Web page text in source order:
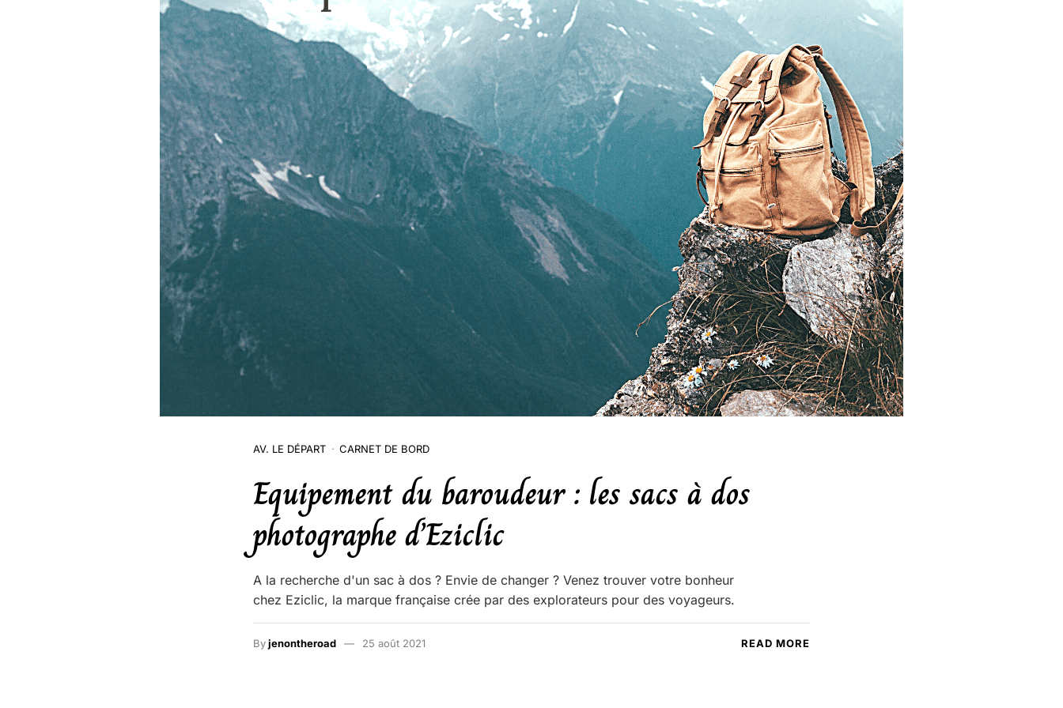
AV. LE DÉPART CARNET DE BORD
Equipement du baroudeur : les sacs à dos
photographe d’Eziclic
A la recherche d'un sac à dos ? Envie de changer ? Venez trouver votre bonheur
chez Eziclic, la marque française crée par des explorateurs pour des voyageurs.
Byjenontheroad 25 août 2021 READ MORE